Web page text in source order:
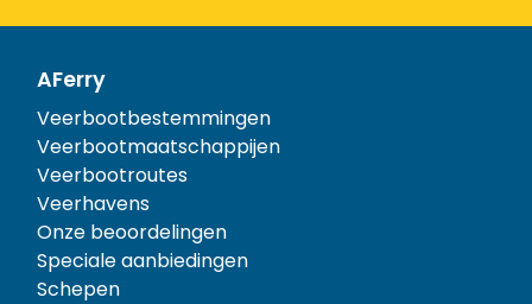
AFerry
Veerbootbestemmingen
Veerbootmaatschappijen
Veerbootroutes
Veerhavens
Onze beoordelingen
Speciale aanbiedingen
Schepen